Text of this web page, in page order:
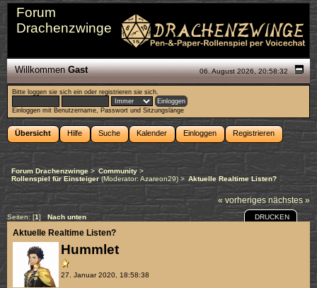
Forum
Drachenzwinge
06. August 2026, 20:58:32
WillkommenGast
Bitte loggen sie sich ein oderregistrieren sie sich.
Einloggen mit Benutzername, Passwort und Sitzungslänge
Übersicht Hilfe Suche Kalender Einloggen Registrieren
Forum Drachenzwinge > Community>
Rollenspiel für Einsteiger(Moderator: Azareon29) > Aktuelle Realtime Listen?
« vorheriges nächstes »
Seiten: [1] Nach unten DRUCKEN
Hummlet
27. Januar 2020, 18:58:38
Aktuelle Realtime Listen?